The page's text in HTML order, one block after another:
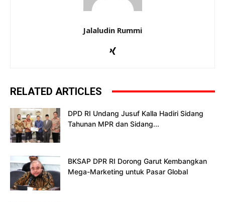
Jalaludin Rummi
RELATED ARTICLES
DPD RI Undang Jusuf Kalla Hadiri Sidang
Tahunan MPR dan Sidang...
BKSAP DPR RI Dorong Garut Kembangkan
Mega-Marketing untuk Pasar Global